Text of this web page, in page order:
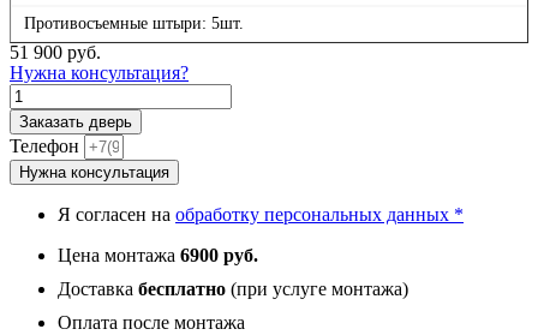
Противосъемные штыри: 5шт.
51 900 руб.
Нужна консультация?
Количество
товара
Гранит
Бриони,
панель
Белый
рельеф
софт
зеркало
Заказать дверь
Телефон
Нужна консультация
Я согласен на обработку персональных данных *
Цена монтажа 6900 руб.
Доставка бесплатно (при услуге монтажа)
Оплата после монтажа